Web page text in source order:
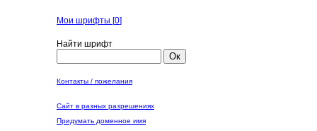
Мои шрифты [0]
Найти шрифт
Ок
Контакты / пожелания
Сайт в разных разрешениях
Придумать доменное имя